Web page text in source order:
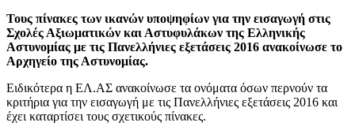
Τους πίνακες των ικανών υποψηφίων για την εισαγωγή στις
Σχολές Αξιωματικών και Αστυφυλάκων της Ελληνικής
Αστυνομίας με τις Πανελλήνιες εξετάσεις 2016 ανακοίνωσε το
Αρχηγείο της Αστυνομίας.
Ειδικότερα η ΕΛ.ΑΣ ανακοίνωσε τα ονόματα όσων περνούν τα
κριτήρια για την εισαγωγή με τις Πανελλήνιες εξετάσεις 2016 και
έχει καταρτίσει τους σχετικούς πίνακες.